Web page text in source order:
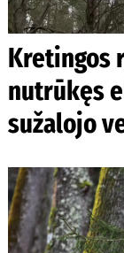
Kretingos
nutrūkęs
sužalojo